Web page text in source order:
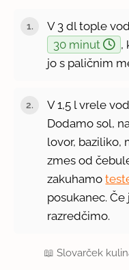
V 3 dl tople
30 minut
,
jo s paličnim
V 1,5 l vrele
Dodamo sol,
lovor, baziliko,
zmes od
zakuhamo
posukanec.
razredčimo.
📖Slovarček